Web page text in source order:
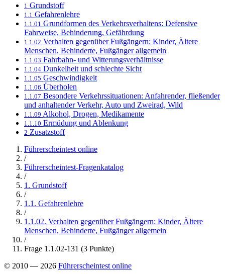
1 Grundstoff
1.1 Gefahrenlehre
1.1.01 Grundformen des Verkehrsverhaltens: Defensive
Fahrweise, Behinderung, Gefährdung
1.1.02 Verhalten gegenüber Fußgängern: Kinder, Ältere
Menschen, Behinderte, Fußgänger allgemein
1.1.03 Fahrbahn- und Witterungsverhältnisse
1.1.04 Dunkelheit und schlechte Sicht
1.1.05 Geschwindigkeit
1.1.06 Überholen
1.1.07 Besondere Verkehrssituationen: Anfahrender, fließender
und anhaltender Verkehr, Auto und Zweirad, Wild
1.1.09 Alkohol, Drogen, Medikamente
1.1.10 Ermüdung und Ablenkung
2 Zusatzstoff
Führerscheintest online
/
Führerscheintest-Fragenkatalog
/
1. Grundstoff
/
1.1. Gefahrenlehre
/
1.1.02. Verhalten gegenüber Fußgängern: Kinder, Ältere
Menschen, Behinderte, Fußgänger allgemein
/
Frage 1.1.02-131 (3 Punkte)
© 2010 — 2026 Führerscheintest online